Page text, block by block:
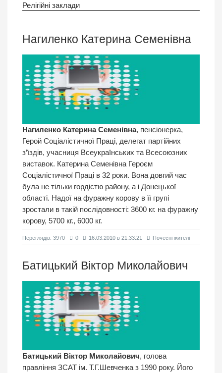
Релігійні заклади
Нагиленко Катерина Семенівна
Нагиленко Катерина Семенівна, пенсіонерка,
Герой Соціалістичної Праці, делегат партійних
з’їздів, учасниця Всеукраїнських та Всесоюзних
виставок. Катерина Семенівна Героєм
Соціалістичної Праці в 32 роки. Вона довгий час
була не тільки гордістю району, а і Донецької
області. Надої на фуражну корову в її групі
зростали в такій послідовності: 3600 кг. на фуражну
корову, 5700 кг., 6000 кг.
Переглядiв: 3970 0 16.03.2010 в 21:33:21 Почесні жителі
Батицький Віктор Миколайович
Батицький Віктор Миколайович, голова
правління ЗСАТ ім. Т.Г.Шевченка з 1990 року. Його